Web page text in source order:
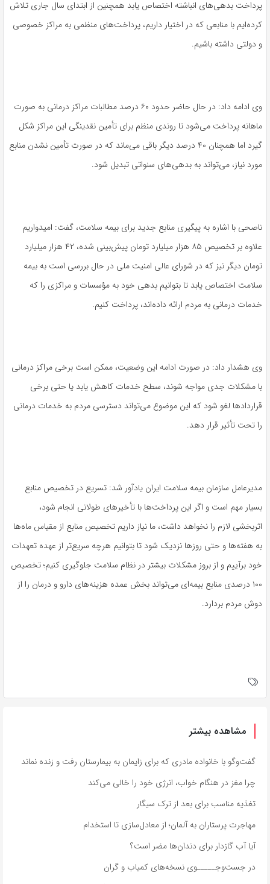
پرداخت بدهی‌های انباشته اختصاص یابد همچنین از ابتدای سال جاری تلاش
کرده‌ایم با منابعی که در اختیار داریم، پرداخت‌های منظمی به مراکز خصوصی
و دولتی داشته باشیم.
وی ادامه داد: در حال حاضر حدود ۶۰ درصد مطالبات مراکز درمانی به صورت
ماهانه پرداخت می‌شود تا روندی منظم برای تأمین نقدینگی این مراکز شکل
گیرد اما همچنان ۴۰ درصد دیگر باقی می‌ماند که در صورت تأمین نشدن منابع
مورد نیاز، می‌تواند به بدهی‌های سنواتی تبدیل شود.
ناصحی با اشاره به پیگیری منابع جدید برای بیمه سلامت، گفت: امیدواریم
علاوه بر تخصیص ۸۵ هزار میلیارد تومان پیش‌بینی شده، ۴۲ هزار میلیارد
تومان دیگر نیز که در شورای عالی امنیت ملی در حال بررسی است به بیمه
سلامت اختصاص یابد تا بتوانیم بدهی خود به مؤسسات و مراکزی را که
خدمات درمانی به مردم ارائه داده‌اند، پرداخت کنیم.
وی هشدار داد: در صورت ادامه این وضعیت، ممکن است برخی مراکز درمانی
با مشکلات جدی مواجه شوند، سطح خدمات کاهش یابد یا حتی برخی
قراردادها لغو شود که این موضوع می‌تواند دسترسی مردم به خدمات درمانی
را تحت تأثیر قرار دهد.
مدیرعامل سازمان بیمه سلامت ایران یادآور شد: تسریع در تخصیص منابع
بسیار مهم است و اگر این پرداخت‌ها با تأخیرهای طولانی انجام شود،
اثربخشی لازم را نخواهد داشت، ما نیاز داریم تخصیص منابع از مقیاس ماه‌ها
به هفته‌ها و حتی روزها نزدیک شود تا بتوانیم هرچه سریع‌تر از عهده تعهدات
خود برآییم و از بروز مشکلات بیشتر در نظام سلامت جلوگیری کنیم؛ تخصیص
۱۰۰ درصدی منابع بیمه‌ای می‌تواند بخش عمده هزینه‌های دارو و درمان را از
دوش مردم بردارد.
مشاهده بیشتر
گفت‌وگو با خانواده مادری که برای زایمان به بیمارستان رفت و زنده نماند
چرا مغز در هنگام خواب، انرژی خود را خالی می‌کند
تغذیه مناسب برای بعد از ترک سیگار
مهاجرت پرستاران به آلمان؛ از معادل‌سازی تا استخدام
آیا آب گازدار برای دندان‌ها مضر است؟
در جست‌وجـــــوی نسخه‌های کمیاب و گران